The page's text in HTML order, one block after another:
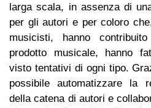
larga scala, in assenza di
per gli autori e per coloro
musicisti, hanno
prodotto musicale, hanno
visto tentativi di ogni tipo.
possibile automatizzare la
della catena di autori e